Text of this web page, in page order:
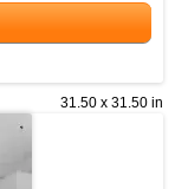
31.50 x 31.50 in